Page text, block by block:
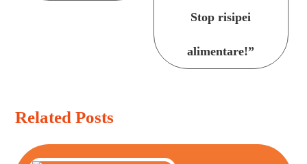
Stop risipei
alimentare!”
Related Posts